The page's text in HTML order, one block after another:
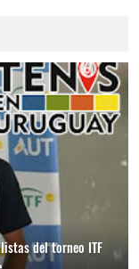
del torneo ITF